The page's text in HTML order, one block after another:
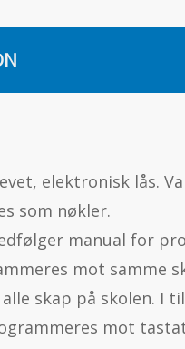
elektronisk lås.
som nøkler.
manual for
mot samme
skap på skolen. I
mot